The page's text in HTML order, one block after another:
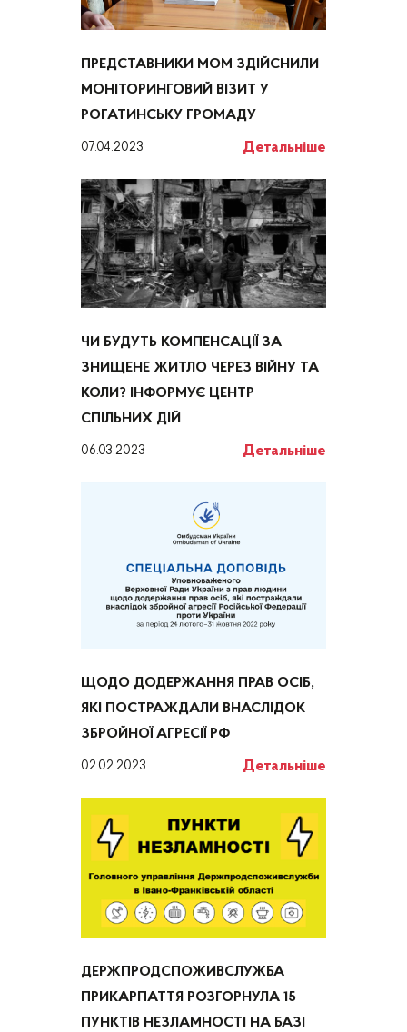
ПРЕДСТАВНИКИ МОМ ЗДІЙСНИЛИ
МОНІТОРИНГОВИЙ ВІЗИТ У
РОГАТИНСЬКУ ГРОМАДУ
07.04.2023 Детальніше
ЧИ БУДУТЬ КОМПЕНСАЦІЇ ЗА
ЗНИЩЕНЕ ЖИТЛО ЧЕРЕЗ ВІЙНУ ТА
КОЛИ? ІНФОРМУЄ ЦЕНТР
СПІЛЬНИХ ДІЙ
06.03.2023 Детальніше
ЩОДО ДОДЕРЖАННЯ ПРАВ ОСІБ,
ЯКІ ПОСТРАЖДАЛИ ВНАСЛІДОК
ЗБРОЙНОЇ АГРЕСІЇ РФ
02.02.2023 Детальніше
ДЕРЖПРОДСПОЖИВСЛУЖБА
ПРИКАРПАТТЯ РОЗГОРНУЛА 15
ПУНКТІВ НЕЗЛАМНОСТІ НА БАЗІ